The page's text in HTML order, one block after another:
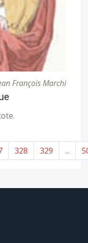
François Marchi
328 329 ...